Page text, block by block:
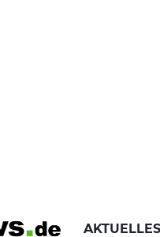
AKTUELLES